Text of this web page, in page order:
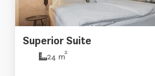
Superior Suite
24 m2